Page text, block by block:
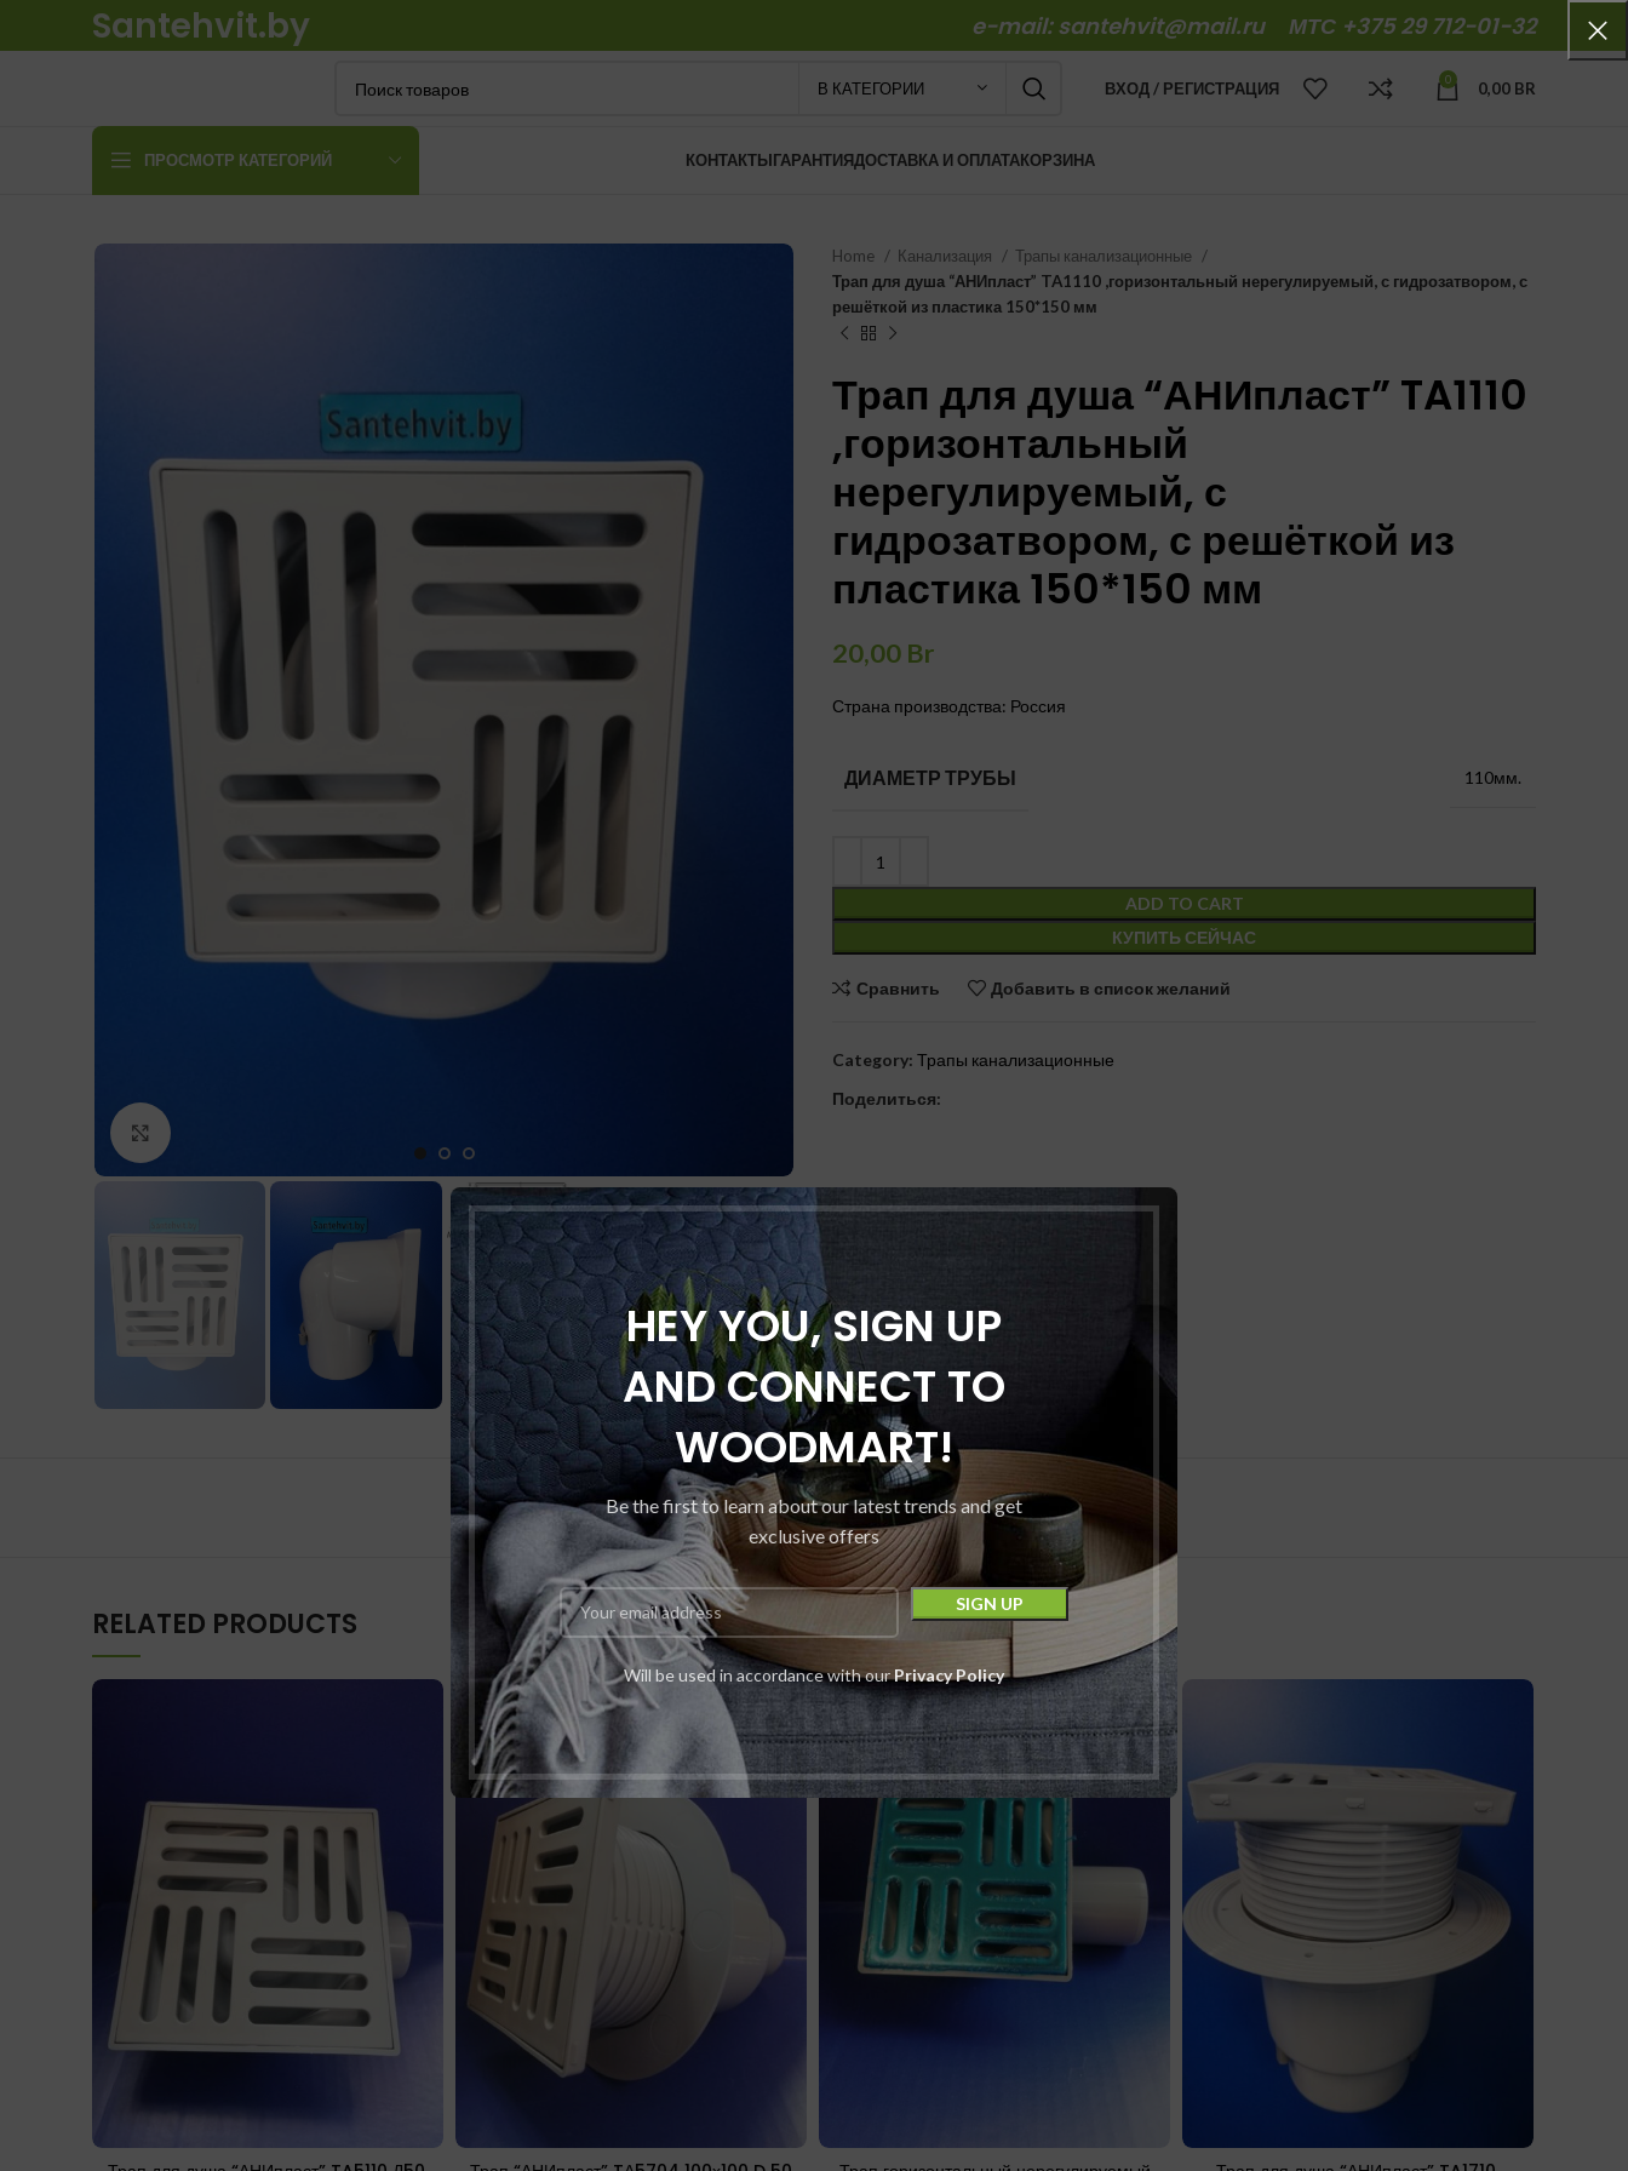
HEY YOU, SIGN UP
AND CONNECT TO
WOODMART!
Be the first to learn about our latest trends and get
exclusive offers
Will be used in accordance with ourPrivacy Policy
Santehvit.by e-mail: santehvit@mail.ru МТС +375 29 712-01-32
В КАТЕГОРИИ ВХОД / РЕГИСТРАЦИЯ 0 0,00 BR
ПРОСМОТР КАТЕГОРИЙ КОНТАКТЫГАРАНТИЯДОСТАВКА И ОПЛАТАКОРЗИНА
Home Канализация
Трапы канализационные
Трап для душа “АНИпласт” TA1110 ,горизонтальный нерегулируемый, с гидрозатвором, с
решёткой из пластика 150*150 мм
Трап для душа “АНИпласт” TA1110
,горизонтальный
нерегулируемый, с
гидрозатвором, с решёткой из
пластика 150*150 мм
20,00 Br
Страна производства: Россия
ДИАМЕТР ТРУБЫ 110мм.
ADD TO CART
КУПИТЬ СЕЙЧАС
Сравнить Добавить в список желаний
Category: Трапы канализационные
Поделиться:
RELATED PRODUCTS